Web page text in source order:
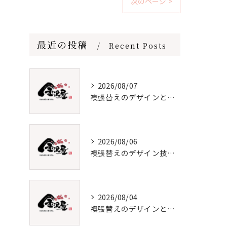
最近の投稿 Recent Posts
2026/08/07
襖張替えのデザインと価格徹底解説
2026/08/06
襖張替えのデザイン技術とメンテナンス法
2026/08/04
襖張替えのデザインと選び方徹底解説